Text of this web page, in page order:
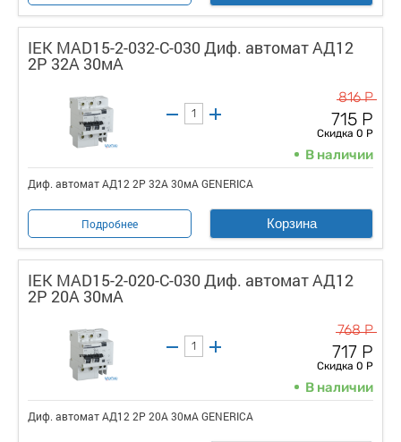
IEK MAD15-2-032-C-030 Диф. автомат АД12
2Р 32А 30мА
816 Р
715 Р
Скидка 0 Р
В наличии
Диф. автомат АД12 2Р 32А 30мА GENERICA
Подробнее Корзина
IEK MAD15-2-020-C-030 Диф. автомат АД12
2Р 20А 30мА
768 Р
717 Р
Скидка 0 Р
В наличии
Диф. автомат АД12 2Р 20А 30мА GENERICA